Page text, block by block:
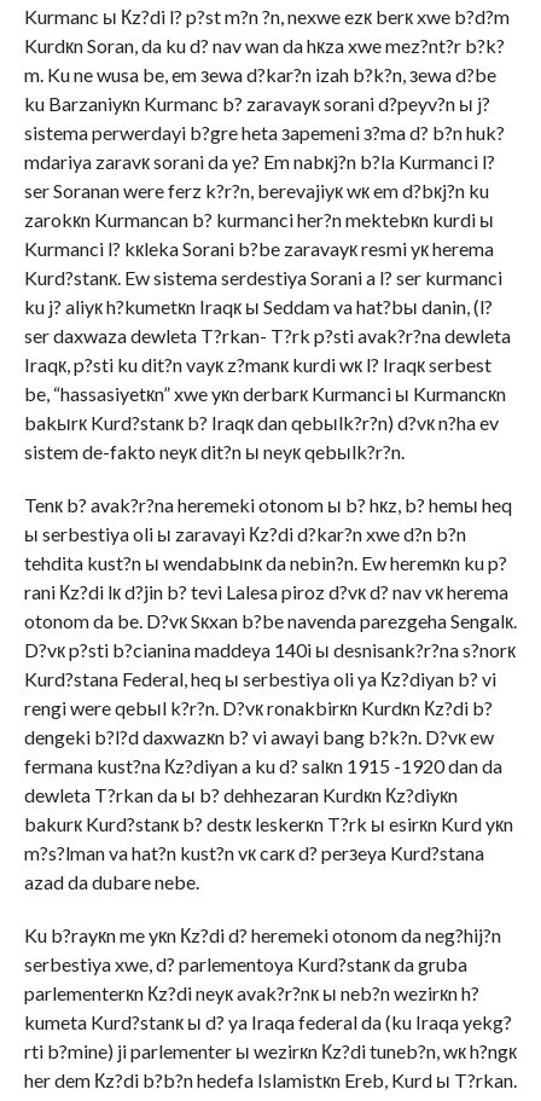
Kurmanc ы Кz?di l? p?st m?n ?n, nexwe ezк berк xwe b?d?m
Kurdкn Soran, da ku d? nav wan da hкza xwe mez?nt?r b?k?
m. Ku ne wusa be, em зewa d?kar?n izah b?k?n, зewa d?be
ku Barzaniyкn Kurmanc b? zaravayк sorani d?peyv?n ы j?
sistema perwerdayi b?gre heta зapemeni з?ma d? b?n huk?
mdariya zaravк sorani da ye? Em nabкj?n b?la Kurmanci l?
ser Soranan were ferz k?r?n, berevajiyк wк em d?bкj?n ku
zarokкn Kurmancan b? kurmanci her?n mektebкn kurdi ы
Kurmanci l? kкleka Sorani b?be zaravayк resmi yк herema
Kurd?stanк. Ew sistema serdestiya Sorani a l? ser kurmanci
ku j? aliyк h?kumetкn Iraqк ы Seddam va hat?bы danin, (l?
ser daxwaza dewleta T?rkan- T?rk p?sti avak?r?na dewleta
Iraqк, p?sti ku dit?n vayк z?manк kurdi wк l? Iraqк serbest
be, “hassasiyetкn” xwe yкn derbarк Kurmanci ы Kurmancкn
bakыrк Kurd?stanк b? Iraqк dan qebыlk?r?n) d?vк n?ha ev
sistem de-fakto neyк dit?n ы neyк qebыlk?r?n.
Tenк b? avak?r?na heremeki otonom ы b? hкz, b? hemы heq
ы serbestiya oli ы zaravayi Кz?di d?kar?n xwe d?n b?n
tehdita kust?n ы wendabыnк da nebin?n. Ew heremкn ku p?
rani Кz?di lк d?jin b? tevi Lalesa piroz d?vк d? nav vк herema
otonom da be. D?vк Sкxan b?be navenda parezgeha Sengalк.
D?vк p?sti b?cianina maddeya 140i ы desnisank?r?na s?norк
Kurd?stana Federal, heq ы serbestiya oli ya Кz?diyan b? vi
rengi were qebыl k?r?n. D?vк ronakbirкn Kurdкn Кz?di b?
dengeki b?l?d daxwazкn b? vi awayi bang b?k?n. D?vк ew
fermana kust?na Кz?diyan a ku d? salкn 1915 -1920 dan da
dewleta T?rkan da ы b? dehhezaran Kurdкn Кz?diyкn
bakurк Kurd?stanк b? destк leskerкn T?rk ы esirкn Kurd yкn
m?s?lman va hat?n kust?n vк carк d? perзeya Kurd?stana
azad da dubare nebe.
Ku b?rayкn me yкn Кz?di d? heremeki otonom da neg?hij?n
serbestiya xwe, d? parlementoya Kurd?stanк da gruba
parlementerкn Кz?di neyк avak?r?nк ы neb?n wezirкn h?
kumeta Kurd?stanк ы d? ya Iraqa federal da (ku Iraqa yekg?
rti b?mine) ji parlementer ы wezirкn Кz?di tuneb?n, wк h?ngк
her dem Кz?di b?b?n hedefa Islamistкn Ereb, Kurd ы T?rkan.